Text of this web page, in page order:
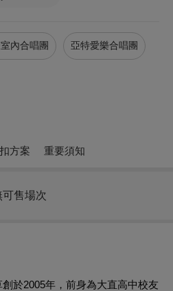
內合唱團 亞特愛樂合唱團
方案 重要須知
可售場次
2005年，前身為大直高中校友